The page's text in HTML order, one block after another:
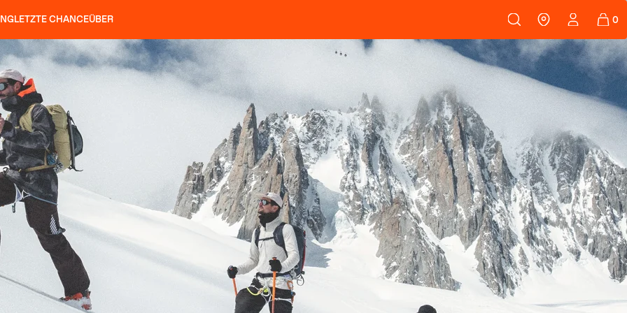
104 LITE
SLAP 112
SLAP 92 SLAP 92
UBAC 102 UBAC 108
HARSCHEISEN
FELLE
LETZTE CHANCEÜBER
SUCHEN